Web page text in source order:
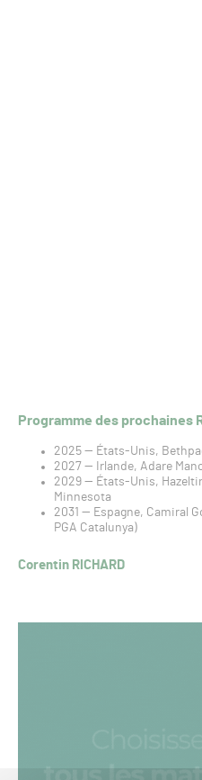
Programme des prochaines
2025 — États-Unis,
2027 — Irlande, Adare
2029 — États-Unis,
Minnesota
2031 — Espagne, Camiral
PGA Catalunya)
Corentin RICHARD